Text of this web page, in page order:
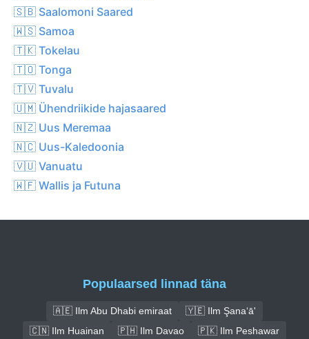
🇸🇧 Saalomoni Saared
🇼🇸 Samoa
🇹🇰 Tokelau
🇹🇴 Tonga
🇹🇻 Tuvalu
🇺🇲 Ühendriikide hajasaared
🇳🇿 Uus Meremaa
🇳🇨 Uus-Kaledoonia
🇻🇺 Vanuatu
🇼🇫 Wallis ja Futuna
Populaarsed linnad täna
🇦🇪 Ilm Abu Dhabi emiraat
🇾🇪 Ilm Şana‘ā'
🇨🇳 Ilm Huainan
🇵🇭 Ilm Davao
🇵🇰 Ilm Peshawar